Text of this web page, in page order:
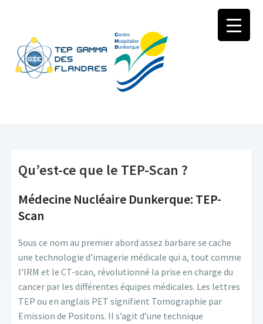
Qu’est-ce que le TEP-Scan ?
Médecine Nucléaire Dunkerque: TEP-
Scan
Sous ce nom au premier abord assez barbare se cache
une technologie d’imagerie médicale qui a, tout comme
l’IRM et le CT-scan, révolutionné la prise en charge du
cancer par les différentes équipes médicales. Les lettres
TEP ou en anglais PET signifient Tomographie par
Emission de Positons. Il s’agit d’une technique